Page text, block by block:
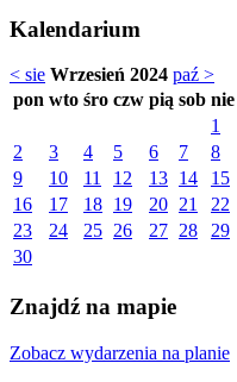
Kalendarium
< sie Wrzesień 2024 paź >
pon wto śro czw pią sob nie
1
2
3 4 5 6 7
8
9
10 11 12 13 14
15
16
17 18 19 20 21
22
23
24 25 26 27 28
29
30
Znajdź na mapie
Zobacz wydarzenia na planie